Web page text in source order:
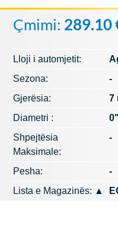
Çmimi: 289.10
Lloji i automjetit:
Sezona:
-
Gjerësia:
7
Diametri :
0"
Shpejtësia
Maksimale:
-
Pesha:
-
Lista e Magazinës: ▲